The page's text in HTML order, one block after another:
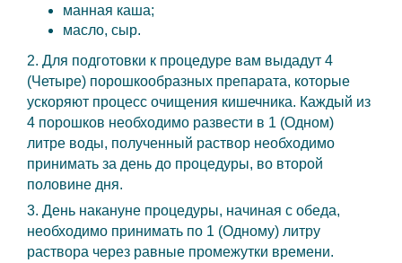
манная каша;
масло, сыр.
2. Для подготовки к процедуре вам выдадут 4
(Четыре) порошкообразных препарата, которые
ускоряют процесс очищения кишечника. Каждый из
4 порошков необходимо развести в 1 (Одном)
литре воды, полученный раствор необходимо
принимать за день до процедуры, во второй
половине дня.
3. День накануне процедуры, начиная с обеда,
необходимо принимать по 1 (Одному) литру
раствора через равные промежутки времени.